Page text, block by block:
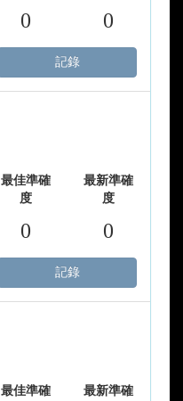
0 0
記錄
最佳準確
度
最新準確
度
0 0
記錄
最佳準確
最新準確